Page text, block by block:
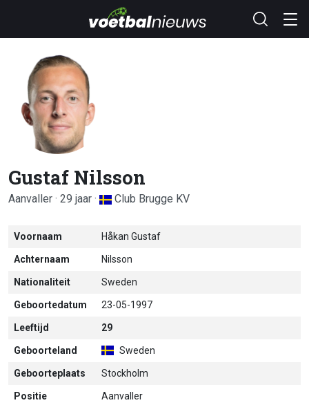
Gustaf Nilsson
Aanvaller · 29 jaar · Club Brugge KV
Voornaam Håkan Gustaf
Achternaam Nilsson
Nationaliteit Sweden
Geboortedatum 23-05-1997
Leeftijd 29
Geboorteland Sweden
Geboorteplaats Stockholm
Positie Aanvaller